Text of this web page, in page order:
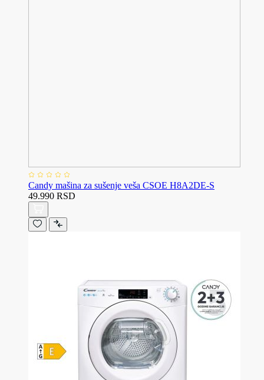
Candy mašina za sušenje veša CSOE H8A2DE-S
49.990 RSD